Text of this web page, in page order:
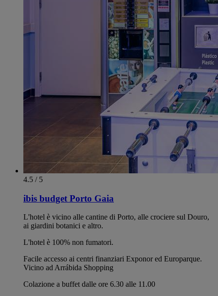
4.5 / 5
ibis budget Porto Gaia
L'hotel è vicino alle cantine di Porto, alle crociere sul Douro,
ai giardini botanici e altro.
L'hotel è 100% non fumatori.
Facile accesso ai centri finanziari Exponor ed Europarque.
Vicino ad Arrábida Shopping
Colazione a buffet dalle ore 6.30 alle 11.00